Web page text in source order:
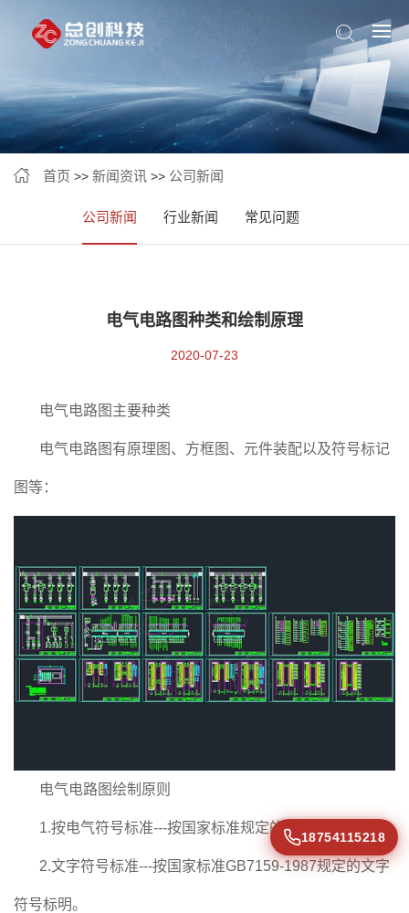
首页 >> 新闻资讯 >> 公司新闻
公司新闻 行业新闻 常见问题
电气电路图种类和绘制原理
2020-07-23
电气电路图主要种类
电气电路图有原理图、方框图、元件装配以及符号标记
图等：
电气电路图绘制原则
1.按电气符号标准---按国家标准规定的电气符号绘制。
2.文字符号标准---按国家标准GB7159-1987规定的文字
符号标明。
18754115218